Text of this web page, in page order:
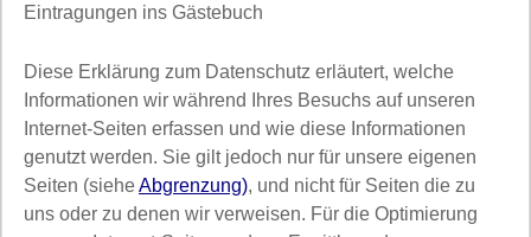
Eintragungen ins Gästebuch
Diese Erklärung zum Datenschutz erläutert, welche
Informationen wir während Ihres Besuchs auf unseren
Internet-Seiten erfassen und wie diese Informationen
genutzt werden. Sie gilt jedoch nur für unsere eigenen
Seiten (sieheAbgrenzung), und nicht für Seiten die zu
uns oder zu denen wir verweisen. Für die Optimierung